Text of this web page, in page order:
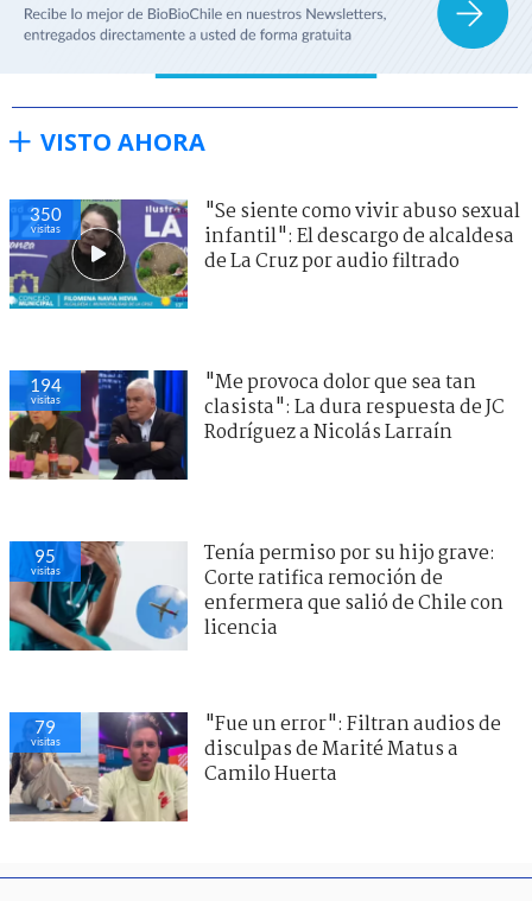
VISTO AHORA
350
visitas
"Se siente como vivir abuso sexual
infantil": El descargo de alcaldesa
de La Cruz por audio filtrado
194
visitas
"Me provoca dolor que sea tan
clasista": La dura respuesta de JC
Rodríguez a Nicolás Larraín
95
visitas
Tenía permiso por su hijo grave:
Corte ratifica remoción de
enfermera que salió de Chile con
licencia
79
visitas
"Fue un error": Filtran audios de
disculpas de Marité Matus a
Camilo Huerta